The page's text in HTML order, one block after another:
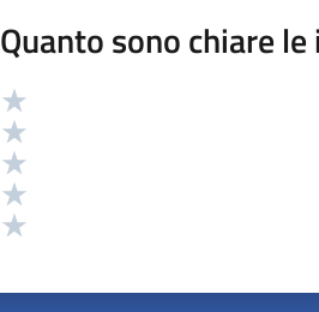
Quanto sono chiare
Valutazione